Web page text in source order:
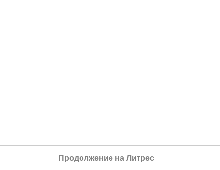
Продолжение на Литрес